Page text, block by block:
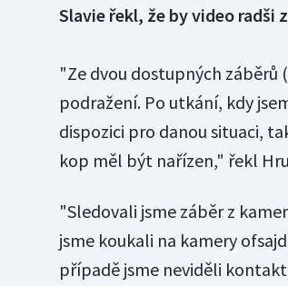
Slavie řekl, že by video
"Ze dvou dostupných záběrů
podražení. Po utkání, kdy
dispozici pro danou situaci,
kop měl být nařízen," řekl
"Sledovali jsme záběr z
jsme koukali na kamery
případě jsme neviděli